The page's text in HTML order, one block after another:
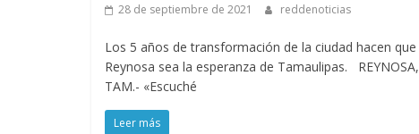
28 de septiembre de 2021 reddenoticias
Los 5 años de transformación de la ciudad hacen que
Reynosa sea la esperanza de Tamaulipas. REYNOSA,
TAM.- «Escuché
Leer más